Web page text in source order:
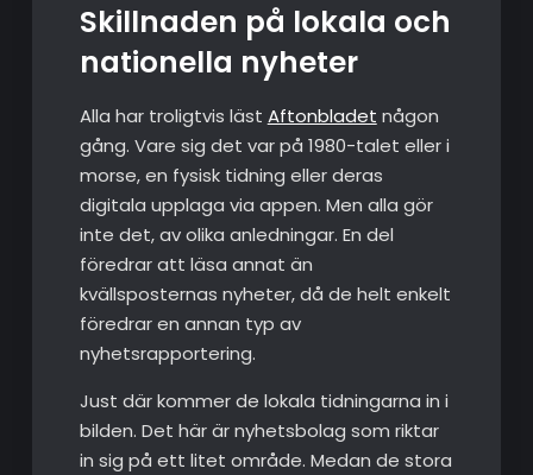
Skillnaden på lokala och
nationella nyheter
Alla har troligtvis läst Aftonbladet någon
gång. Vare sig det var på 1980-talet eller i
morse, en fysisk tidning eller deras
digitala upplaga via appen. Men alla gör
inte det, av olika anledningar. En del
föredrar att läsa annat än
kvällsposternas nyheter, då de helt enkelt
föredrar en annan typ av
nyhetsrapportering.
Just där kommer de lokala tidningarna in i
bilden. Det här är nyhetsbolag som riktar
in sig på ett litet område. Medan de stora